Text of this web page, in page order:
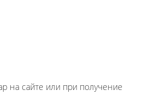
на сайте или при получение